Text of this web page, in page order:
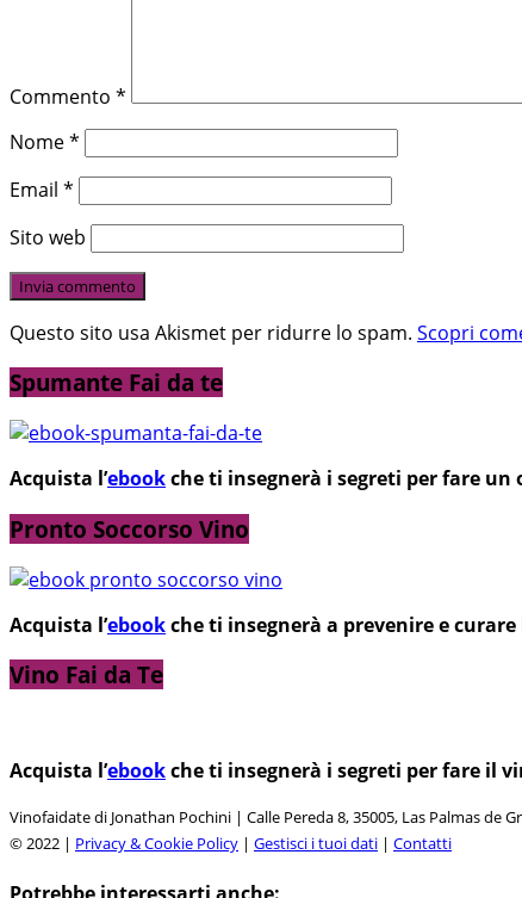
Commento *
Nome*
Email *
Sito web
Questo sito usa Akismet per ridurre lo spam. Scopri
Spumante Fai da te
Acquista l’ebookche ti insegnerà i segreti per fare
Pronto Soccorso Vino
Acquista l’ebookche ti insegnerà a prevenire e
Vino Fai da Te
Acquista l’ebookche ti insegnerà i segreti per fare il
Vinofaidate di Jonathan Pochini | Calle Pereda 8, 35005, Las Palmas de
© 2022 | Privacy & Cookie Policy | Gestisci i tuoi dati | Contatti